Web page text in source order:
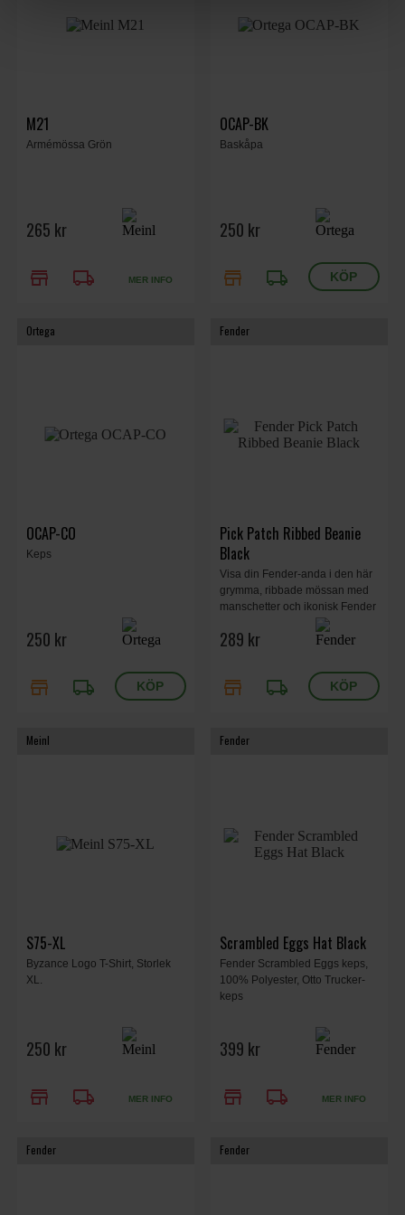
M21
Armémössa Grön
265 kr
store local_shipping MER INFO
OCAP-BK
Baskåpa
250 kr
store local_shipping
Ortega
OCAP-CO
Keps
250 kr
store local_shipping
Fender
Pick Patch Ribbed Beanie
Black
Visa din Fender-anda i den här
grymma, ribbade mössan med
manschetter och ikonisk Fender
Electric Guitars plektrumpatch.
289 kr
store local_shipping
Meinl
S75-XL
Byzance Logo T-Shirt, Storlek
XL.
250 kr
store local_shipping MER INFO
Fender
Scrambled Eggs Hat Black
Fender Scrambled Eggs keps,
100% Polyester, Otto Trucker-
keps
399 kr
store local_shipping MER INFO
Fender Fender